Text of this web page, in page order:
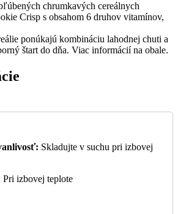
chrumkavých cereálnych
Crisp s obsahom 6 druhov vitamínov,
ponúkajú kombináciu lahodnej chuti a
štart do dňa. Viac informácií na obale.
Skladujte v suchu pri izbovej
Pri izbovej teplote